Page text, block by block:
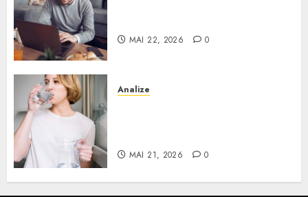
MAI 22, 2026 0
Analize
MAI 21, 2026 0